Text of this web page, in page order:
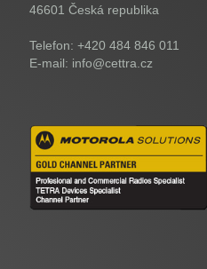
46601 Česká republika
Telefon: +420 484 846 011
E-mail: info@cettra.cz